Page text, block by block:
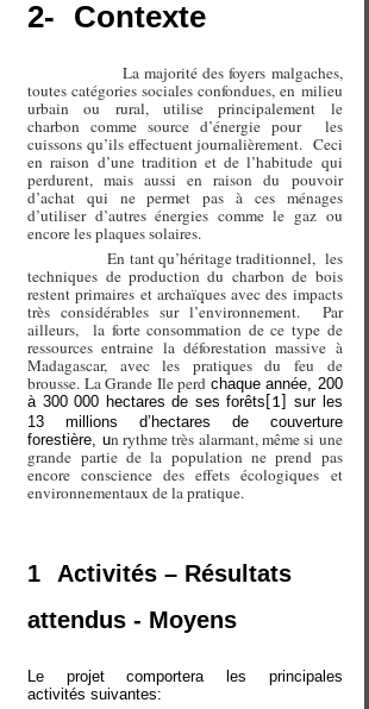
2- Contexte
La majorité des foyers malgaches,
toutes catégories sociales confondues, en milieu
urbain ou rural, utilise principalement le
charbon comme source d’énergie pour
les
cuissons qu’ils effectuent journalièrement. Ceci
en raison d’une tradition et de l’habitude qui
perdurent, mais aussi en raison du pouvoir
d’achat qui ne permet pas à ces ménages
d’utiliser d’autres énergies comme le gaz ou
encore les plaques solaires.
En tant qu’héritage traditionnel, les
techniques de production du charbon de bois
restent primaires et archaïques avec des impacts
très considérables sur l’environnement.
Par
ailleurs,
la forte consommation de ce type de
ressources entraine la déforestation massive à
Madagascar, avec les pratiques du feu de
brousse. La Grande Ile perd chaque année, 200
à 300 000 hectares de ses forêts [1]
sur les
13 millions d’hectares de couverture
forestière, un rythme très alarmant, même si une
grande partie de la population ne prend pas
encore conscience des effets écologiques et
environnementaux de la pratique.
1
Activités – Résultats
attendus - Moyens
Le projet comportera les principales
activités suivantes: